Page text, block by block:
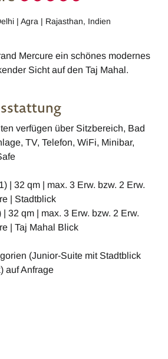
| Agra | Rajasthan, Indien
Mercure ein schönes modernes
Sicht auf den Taj Mahal.
verfügen über Sitzbereich, Bad
TV, Telefon, WiFi, Minibar,
| 32 qm | max. 3 Erw. bzw. 2 Erw.
| Stadtblick
32 qm | max. 3 Erw. bzw. 2 Erw.
| Taj Mahal Blick
(Junior-Suite mit Stadtblick
auf Anfrage